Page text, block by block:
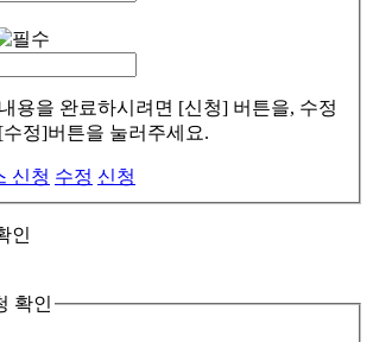
용을 완료하시려면 [신청] 버튼을, 수정
정]버튼을 눌러주세요.
신청 수정 신청
인
확인